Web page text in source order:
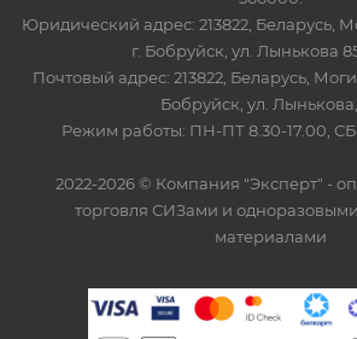
Юридический адрес: 213822, Беларусь,
г. Бобруйск, ул. Лынькова
Почтовый адрес: 213822, Беларусь,
Бобруйск, ул.
Режим работы: ПН-ПТ 8.30-17.00,
2022-2026 © Компания "Эксперт" -
торговля СИЗами и
материалами